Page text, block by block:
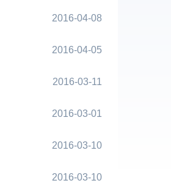
2016-04-08
2016-04-05
2016-03-11
2016-03-01
2016-03-10
2016-03-10